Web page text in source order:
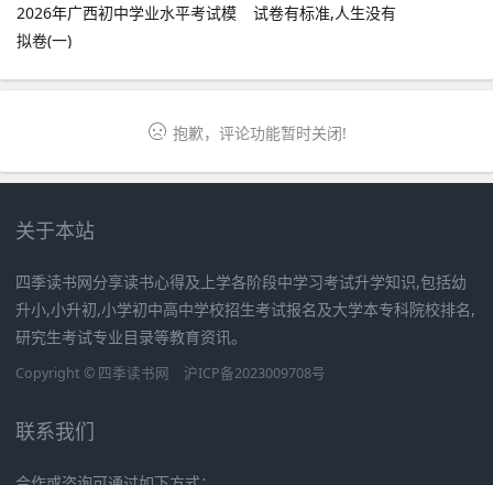
2026年广西初中学业水平考试模
拟卷(一)
试卷有标准,人生没有
抱歉，评论功能暂时关闭!
关于本站
四季读书网分享读书心得及上学各阶段中学习考试升学知识,包括幼
升小,小升初,小学初中高中学校招生考试报名及大学本专科院校排名,
研究生考试专业目录等教育资讯。
Copyright © 四季读书网 沪ICP备2023009708号
联系我们